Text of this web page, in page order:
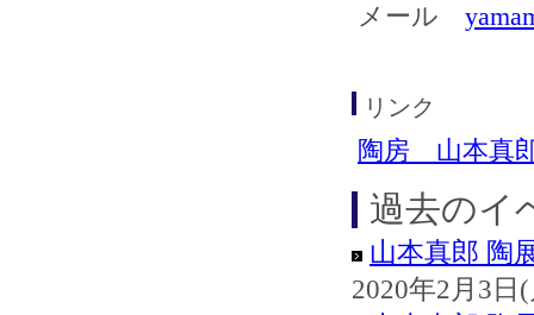
メール
リンク
陶房 山本真
過去のイ
山本真郎 陶
2020年2月3日